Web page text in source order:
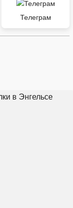
Телеграм